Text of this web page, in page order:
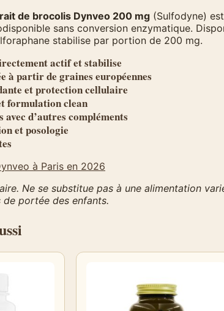
de brocolis Dynveo 200 mg (Sulfodyne)
sans conversion enzymatique.
stabilise par portion de 200 mg.
actif et stabilise
à partir de graines européennes
et protection cellulaire
formulation clean
avec d’autres compléments
et posologie
à Paris en 2026
Ne se substitue pas à une alimentation
de portée des enfants.